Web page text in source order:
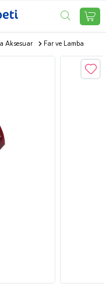
Aksesuar Far ve Lamba